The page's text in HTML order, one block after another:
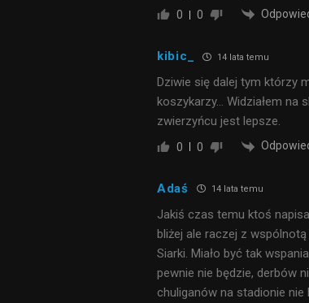
0 0
kibic_ 14 lata temu
Dziwie się dalej tym którzy
koszykarzy… Widziałem na
zwierzyńcu jest lepsze.
0 0
Adaś 14 lata temu
Jakiś czas temu ktoś
bliżej ale raczej z
Siarki. Miało być tak
pewnie nie będzie, derbów
chuliganów na stadionie nie